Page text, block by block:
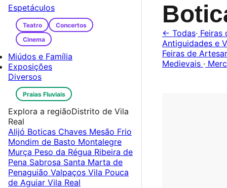
← Todas· Feiras
Antiguidades e
Feiras de
Medievais ·
Espetáculos
Teatro
Concertos
Cinema
Miúdos e Família
Exposições
Diversos
Praias Fluviais
Explora a regiãoDistrito de Vila
Real
Alijó Boticas Chaves Mesão Frio
Mondim de Basto Montalegre
Murça Peso da Régua Ribeira de
Pena Sabrosa Santa Marta de
Penaguião Valpaços Vila Pouca
de Aguiar Vila Real